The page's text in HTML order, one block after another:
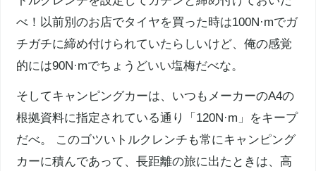
べ！以前別のお店でタイヤを買った時は100N·mでガ
チガチに締め付けられていたらしいけど、俺の感覚
的には90N·mでちょうどいい塩梅だべな。
そしてキャンピングカーは、いつもメーカーのA4の
根拠資料に指定されている通り「120N·m」をキープ
だべ。 このゴツいトルクレンチも常にキャンピング
カーに積んであって、長距離の旅に出たときは、高